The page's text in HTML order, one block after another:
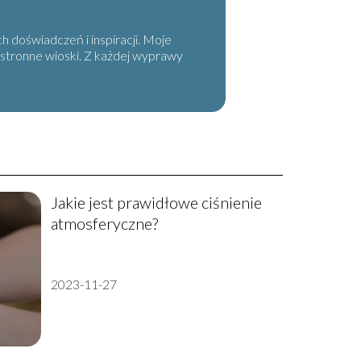
doświadczeń i inspiracji. Moje
wioski. Z każdej wyprawy
Jakie jest prawidłowe ciśnienie
atmosferyczne?
2023-11-27